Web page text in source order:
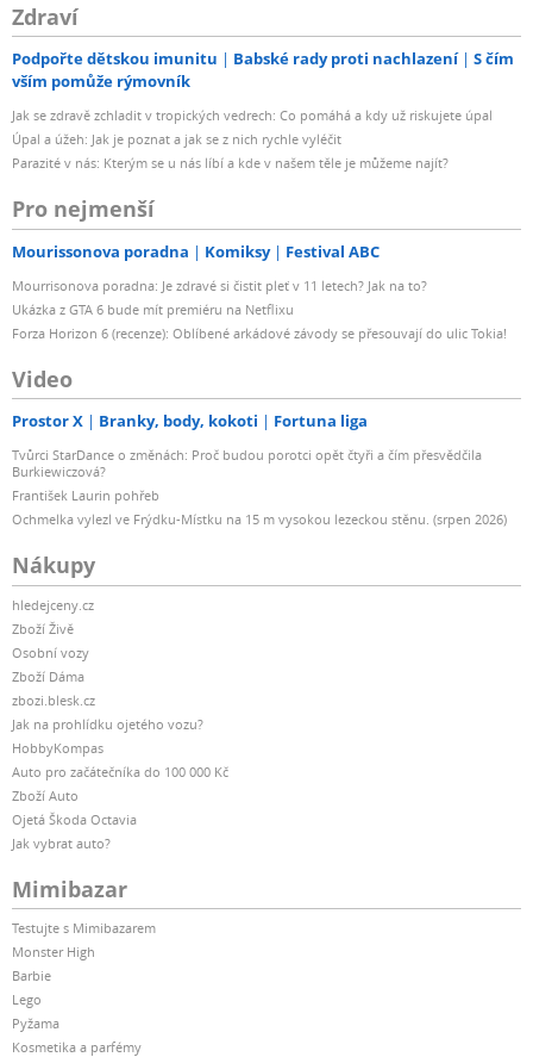
Zdraví
Podpořte dětskou imunitu Babské rady proti nachlazení
S čím
vším pomůže rýmovník
Jak se zdravě zchladit v tropických vedrech: Co pomáhá a kdy už riskujete úpal
Úpal a úžeh: Jak je poznat a jak se z nich rychle vyléčit
Parazité v nás: Kterým se u nás líbí a kde v našem těle je můžeme najít?
Pro nejmenší
Mourissonova poradna Komiksy Festival ABC
Mourrisonova poradna: Je zdravé si čistit pleť v 11 letech? Jak na to?
Ukázka z GTA 6 bude mít premiéru na Netflixu
Forza Horizon 6 (recenze): Oblíbené arkádové závody se přesouvají do ulic Tokia!
Video
Prostor X Branky, body, kokoti Fortuna liga
Tvůrci StarDance o změnách: Proč budou porotci opět čtyři a čím přesvědčila
Burkiewiczová?
František Laurin pohřeb
Ochmelka vylezl ve Frýdku-Místku na 15 m vysokou lezeckou stěnu. (srpen 2026)
Nákupy
hledejceny.cz
Zboží Živě
Osobní vozy
Zboží Dáma
zbozi.blesk.cz
Jak na prohlídku ojetého vozu?
HobbyKompas
Auto pro začátečníka do 100 000 Kč
Zboží Auto
Ojetá Škoda Octavia
Jak vybrat auto?
Mimibazar
Testujte s Mimibazarem
Monster High
Barbie
Lego
Pyžama
Kosmetika a parfémy